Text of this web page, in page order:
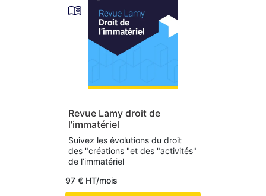
Revue Lamy droit de
l'immatériel
Suivez les évolutions du droit
des "créations "et des "activités"
de l’immatériel
97 € HT/mois